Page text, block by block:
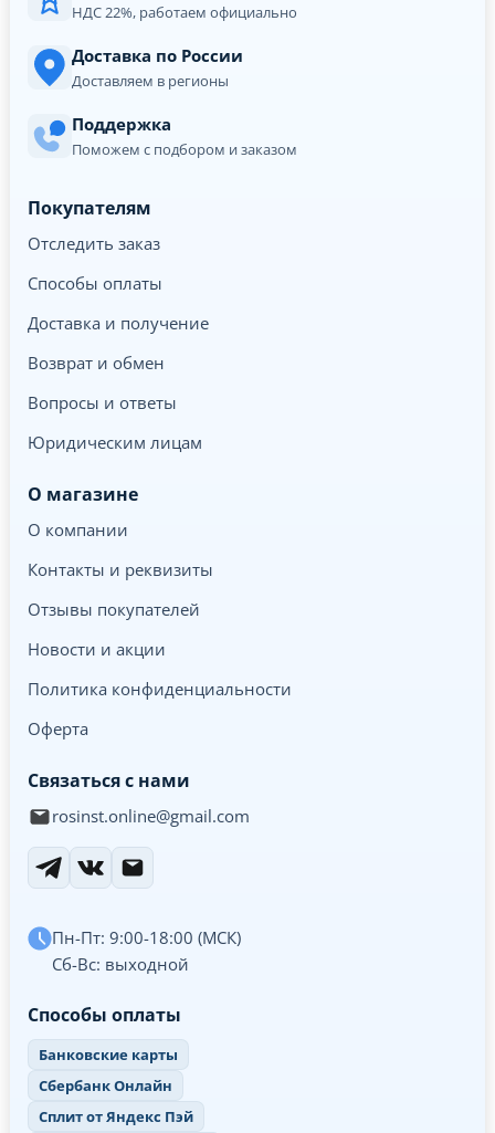
НДС 22%, работаем официально
Доставка по России
Доставляем в регионы
Поддержка
Поможем с подбором и заказом
Покупателям
Отследить заказ
Способы оплаты
Доставка и получение
Возврат и обмен
Вопросы и ответы
Юридическим лицам
О магазине
О компании
Контакты и реквизиты
Отзывы покупателей
Новости и акции
Политика конфиденциальности
Оферта
Связаться с нами
rosinst.online@gmail.com
Пн-Пт: 9:00-18:00 (МСК)
Сб-Вс: выходной
Способы оплаты
Банковские карты
Сбербанк Онлайн
Сплит от Яндекс Пэй